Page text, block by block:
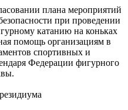
плана мероприятий
при проведении
катанию на коньках
помощь организациям в
спортивных и
Федерации фигурного